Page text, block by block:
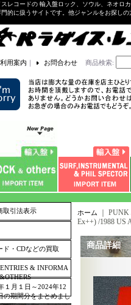
スレコードの 輸入盤ロック、ソウル、ネオロ
的に扱うサイトです。他ジャンルをお探しの
用案内 ｜ お問合わせ 商品検索:
取引法表示
ド・CDなどの買取
& INFORMA
１月１日～2024年12
の期間分をまとめまし
ホーム ｜
Ex++) /1988 US
商品詳細